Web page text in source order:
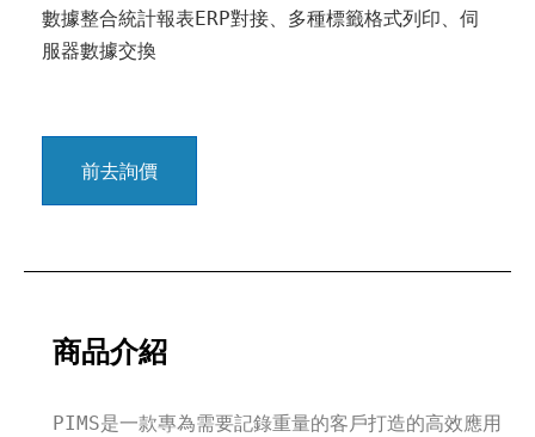
數據整合統計報表ERP對接、多種標籤格式列印、伺
前去詢價
商品介紹
PIMS是一款專為需要記錄重量的客戶打造的高效應用